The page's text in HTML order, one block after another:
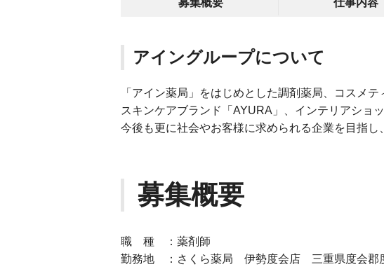
募集概要 仕事内容
アイングループについて
「アイン薬局」をはじめとした調剤薬局、コスメ
スキンケアブランド「AYURA」、インテリアショ
今後も更に社会やお客様に求められる企業を目指し
募集概要
職 種 ：薬剤師
勤務地 ：さくら薬局 伊勢度会店 三重県度会郡